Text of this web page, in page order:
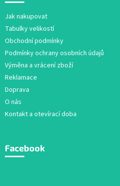
Jak nakupovat
Tabulky velikostí
Obchodní podmínky
Podmínky ochrany osobních údajů
Výměna a vrácení zboží
Reklamace
Doprava
O nás
Kontakt a otevírací doba
Facebook